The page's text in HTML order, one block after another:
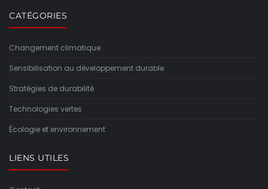
CATÉGORIES
Changement climatique
Sensibilisation au développement durable
Stratégies de durabilité
Technologies vertes
Écologie et environnement
LIENS UTILES